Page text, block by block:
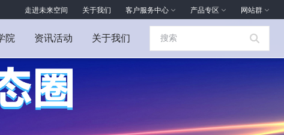
走进未来空间 关于我们 客户服务中心 产品专区 网站群
院 资讯活动 关于我们